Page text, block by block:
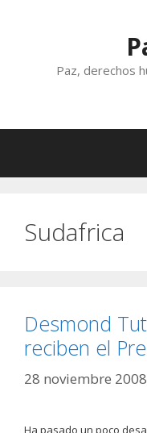
Paz, derechos
Sudafrica
Desmond
reciben el
28 noviembre 2008
Ha pasado un poco